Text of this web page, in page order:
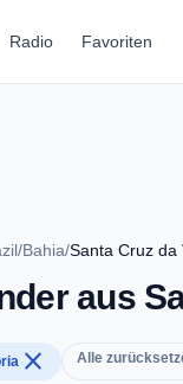
Radio Favoriten
/Bahia/Santa Cruz da
aus
close Alle